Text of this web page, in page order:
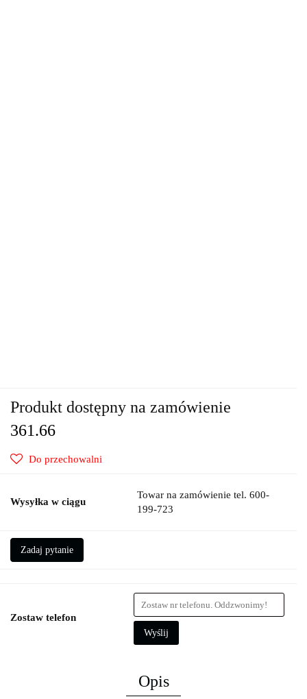
Produkt dostępny na zamówienie
361.66
Do przechowalni
Wysyłka w ciągu
Towar na zamówienie tel. 600-
199-723
Zadaj pytanie
Zostaw telefon
Wyślij
Opis